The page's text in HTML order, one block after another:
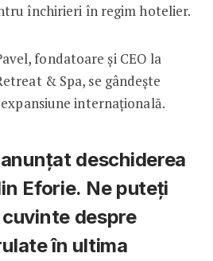
închirieri în regim hotelier.
fondatoare și CEO la
& Spa, se gândește
internațională.
deschiderea
Eforie. Ne puteți
despre
în ultima